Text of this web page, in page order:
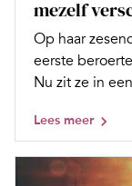
mezelf
Op haar
eerste
Nu zit ze in
Lees meer